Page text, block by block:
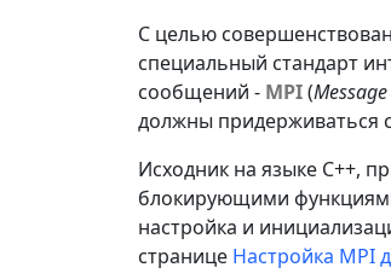
С целью
специальный стандарт
сообщений - MPI(
должны придерживаться
Исходник на языке С++,
блокирующими
настройка и
странице Настройка MPI